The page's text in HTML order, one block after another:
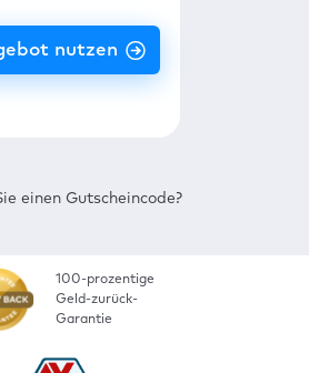
einen Gutscheincode?
100-prozentige
Geld-zurück-
Garantie